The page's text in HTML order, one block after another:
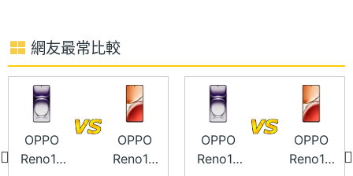
◎ Android 14 作業系統、ColorOS 14.0.1 操作介面
◎ 6.67 吋 2,400 x 1,080pixels 解析度 AMOLED 螢
幕（120Hz 螢幕更新率）
◎ 聯發科天璣 6300 八核心處理器
顯示螢幕
主螢幕
尺寸
6.67 inch
主螢幕
解析度
2400x1080 pixels
網友最常比較
OPPO
Reno12
OPPO
Reno12
OPPO
Reno12
OPPO
Reno12